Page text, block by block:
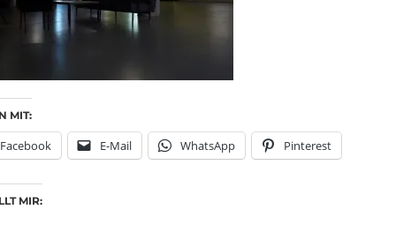
MIT:
Facebook E-Mail WhatsApp Pinterest
MIR: